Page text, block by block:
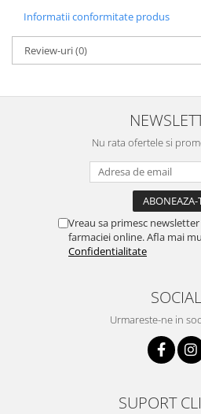
Informatii conformitate produs
Review-uri(0)
Nu rata ofertele si
Vreau sa primesc
farmaciei online. Afla mai
Confidentialitate
SOCIAL
Urmareste-ne in
SUPORT